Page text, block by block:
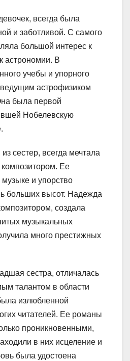
всегда была
и заботливой. С самого
большой интерес к
астрономии. В
учебы и упорного
астрофизиком
была первой
Нобелевскую
сестер, всегда мечтала
композитором. Ее
и упорство
больших высот. Надежда
создала
музыкальных
много престижных
сестра, отличалась
талантом в области
излюбленной
читателей. Ее романы
проникновенными,
в них исцеление и
была удостоена